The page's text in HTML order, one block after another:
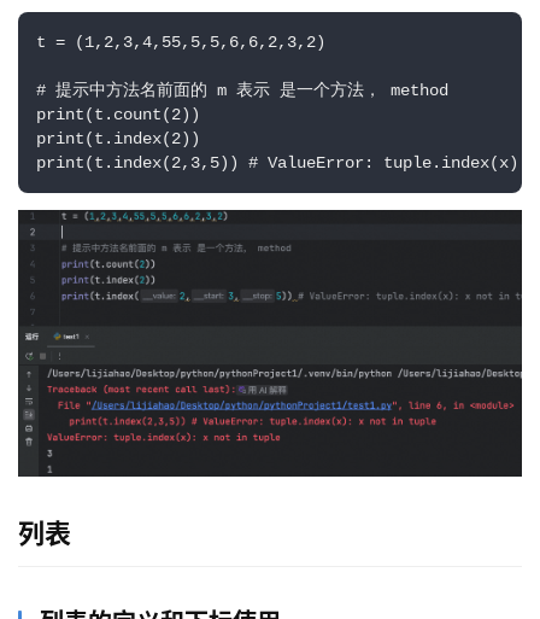
项
目t = (1,2,3,4,55,5,5,6,6,2,3,2)
# 提示中方法名前面的 m 表示 是一个方法， method
print(t.count(2))
print(t.index(2))
print(t.index(2,3,5)) # ValueError: tuple.index(x):
列表